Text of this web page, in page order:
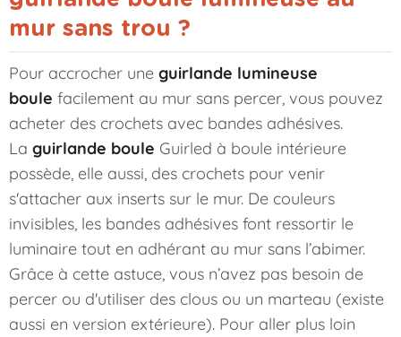
mur sans trou ?
Pour accrocher une guirlande lumineuse
boule facilement au mur sans percer, vous pouvez
acheter des crochets avec bandes adhésives.
La guirlande boule Guirled à boule intérieure
possède, elle aussi, des crochets pour venir
s'attacher aux inserts sur le mur. De couleurs
invisibles, les bandes adhésives font ressortir le
luminaire tout en adhérant au mur sans l’abimer.
Grâce à cette astuce, vous n’avez pas besoin de
percer ou d'utiliser des clous ou un marteau (existe
aussi en version extérieure). Pour aller plus loin